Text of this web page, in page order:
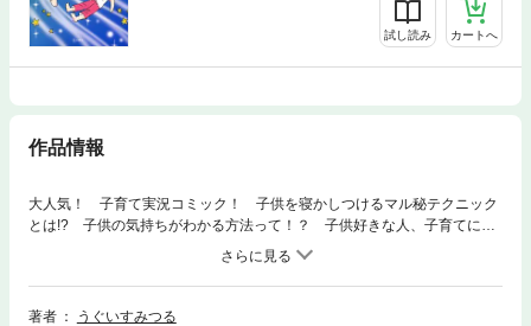
試し読み カートへ
作品情報
大人気！ 子育て実況コミック！ 子供を寝かしつけるマル秘テクニック
とは!? 子供の気持ちがわかる方法って！？ 子供好きな人、子育てにち
ょっぴり疲れた人…みんなが元気になれるハッピーコミック！
著者
うぐいすみつる